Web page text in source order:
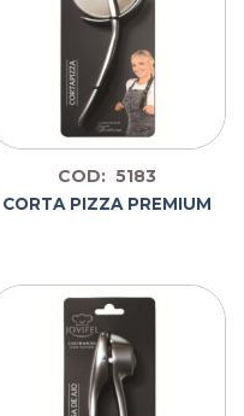
COD: 5183
CORTA PIZZA PREMIUM